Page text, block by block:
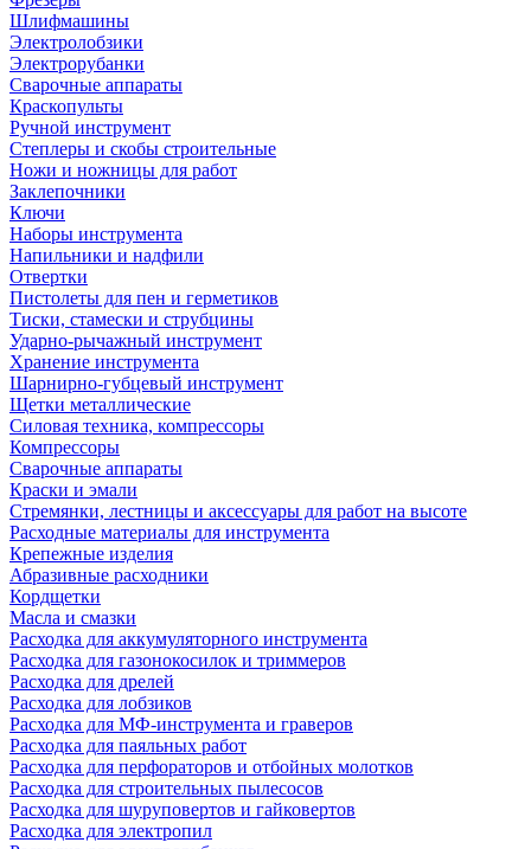
Шлифмашины
Электролобзики
Электрорубанки
Сварочные аппараты
Краскопульты
Ручной инструмент
Степлеры и скобы строительные
Ножи и ножницы для работ
Заклепочники
Ключи
Наборы инструмента
Напильники и надфили
Отвертки
Пистолеты для пен и герметиков
Тиски, стамески и струбцины
Ударно-рычажный инструмент
Хранение инструмента
Шарнирно-губцевый инструмент
Щетки металлические
Силовая техника, компрессоры
Компрессоры
Сварочные аппараты
Краски и эмали
Стремянки, лестницы и аксессуары для работ на высоте
Расходные материалы для инструмента
Крепежные изделия
Абразивные расходники
Кордщетки
Масла и смазки
Расходка для аккумуляторного инструмента
Расходка для газонокосилок и триммеров
Расходка для дрелей
Расходка для лобзиков
Расходка для МФ-инструмента и граверов
Расходка для паяльных работ
Расходка для перфораторов и отбойных молотков
Расходка для строительных пылесоcов
Расходка для шуруповертов и гайковертов
Расходка для электропил